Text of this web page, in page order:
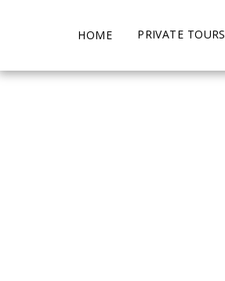
HOME PRIVATE TOURS